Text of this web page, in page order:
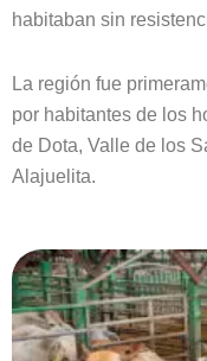
habitaban sin
La región fue
por habitantes de los
de Dota, Valle de los
Alajuelita.